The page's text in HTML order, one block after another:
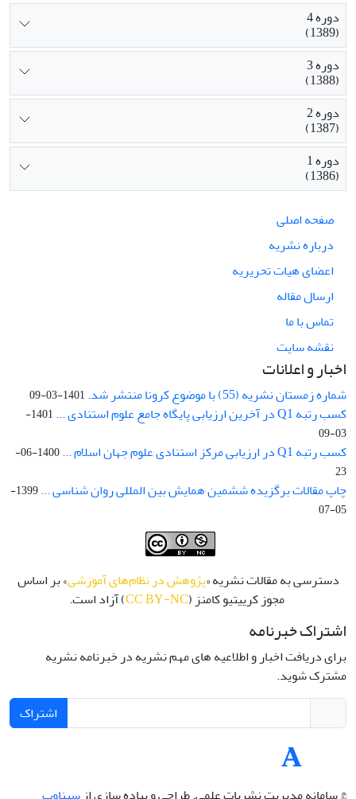
دوره 4
(1389)
دوره 3
(1388)
دوره 2
(1387)
دوره 1
(1386)
صفحه اصلی
درباره نشریه
اعضای هیات تحریریه
ارسال مقاله
تماس با ما
نقشه سایت
اخبار و اعلانات
شماره زمستان نشریه (55) با موضوع کرونا منتشر شد. 1401-03-09
کسب رتبه Q1 در آخرین ارزیابی پایگاه جامع علوم استنادی ...
1401-
03-09
کسب رتبه Q1 در ارزیابی مرکز استنادی علوم جهان اسلام ...
1400-06-
23
چاپ مقالات برگزیده ششمین همایش بین المللی روان شناسی ...
1399-
05-07
دسترسی به مقالات نشریه «پژوهش در نظام‌های آموزشی» بر اساس
مجوز کرییتیو کامنز (CC BY-NC) آزاد است.
اشتراک خبرنامه
برای دریافت اخبار و اطلاعیه های مهم نشریه در خبرنامه نشریه
مشترک شوید.
اشتراک